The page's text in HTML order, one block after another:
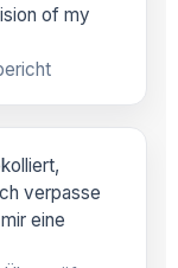
of my
verpasse
eine